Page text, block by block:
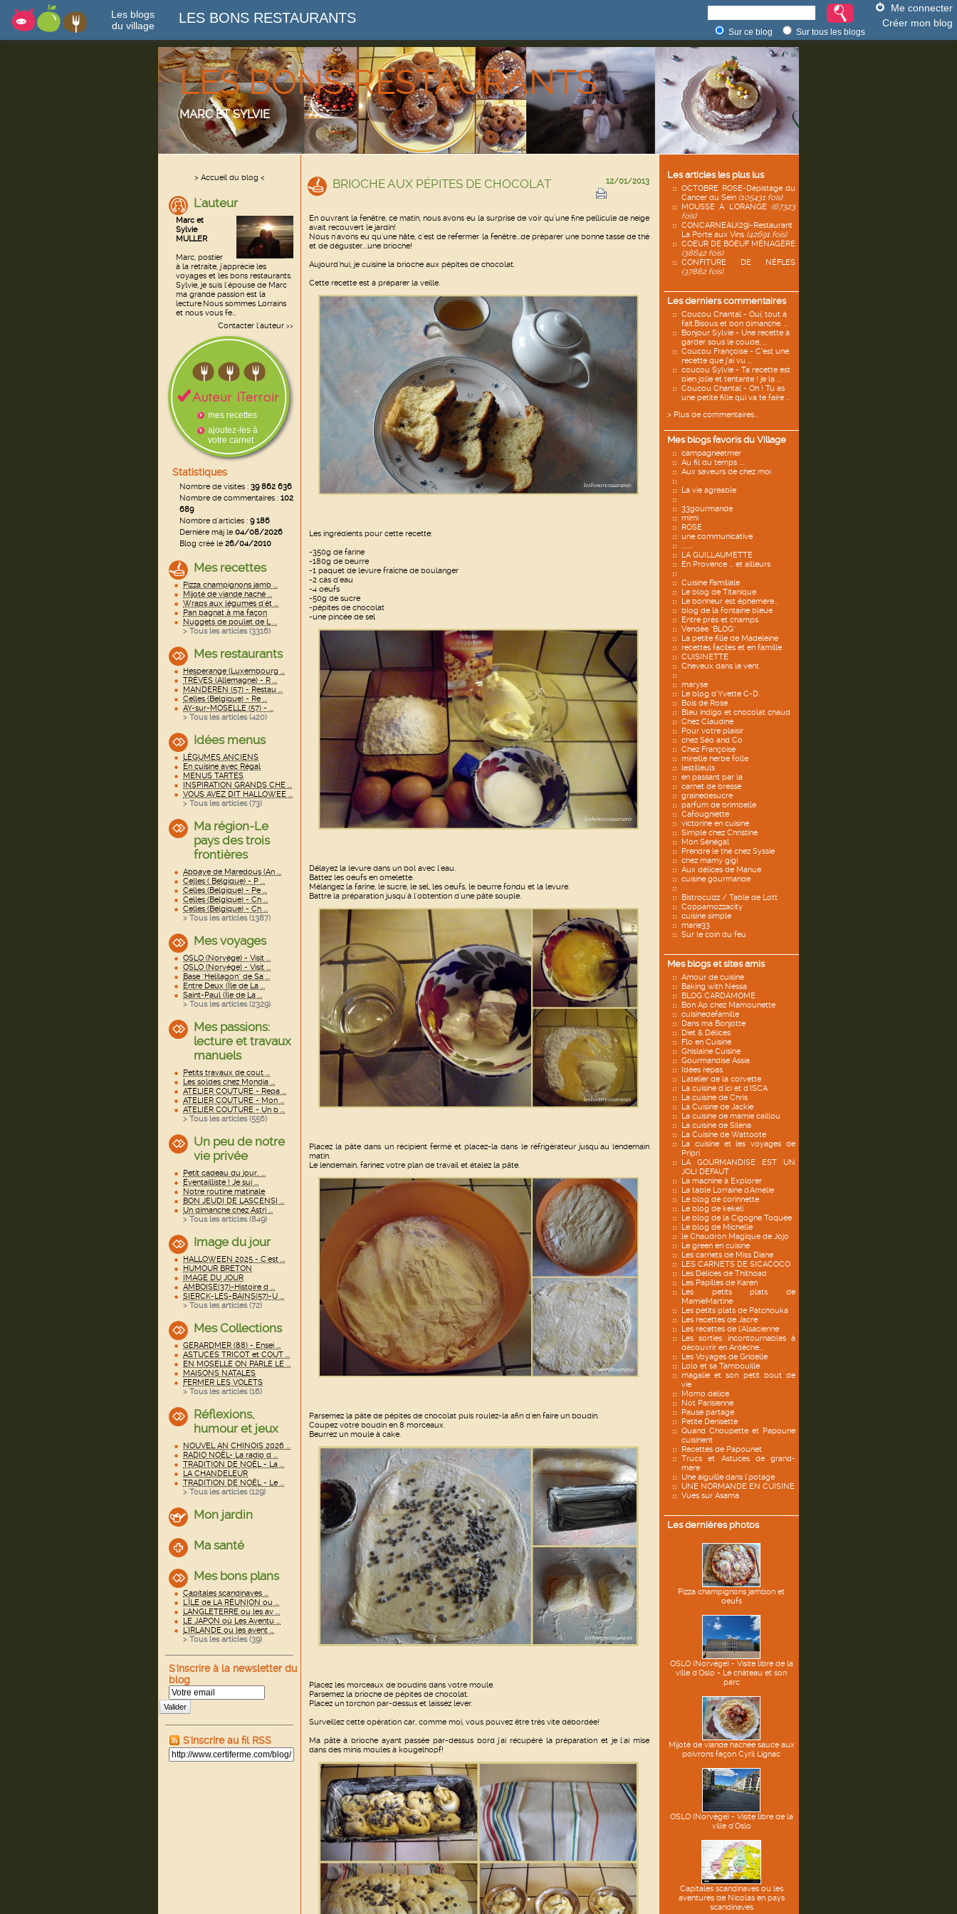
Les blogs
du village
LES BONS RESTAURANTS
Me connecter
Créer mon blog
Sur ce blog Sur tous les blogs
LES BONS RESTAURANTS
MARC ET SYLVIE
Les articles les plus lus
OCTOBRE ROSE-Dépistage du
Cancer du Sein (105431 fois)
MOUSSE À L'ORANGE (67323
fois)
CONCARNEAU(29)-Restaurant
La Porte aux Vins (42691 fois)
COEUR DE BOEUF MÉNAGÈRE
(38642 fois)
CONFITURE DE NÈFLES
(37882 fois)
Les derniers commentaires
Coucou Chantal - Oui, tout à
fait.Bisous et bon dimanche. ...
Bonjour Sylvie - Une recette à
garder sous le coude; ...
Coucou Françoise - C’est une
recette que j’ai vu ...
coucou Sylvie - Ta recette est
bien jolie et tentante ! je la ...
Coucou Chantal - Oh ! Tu as
une petite fille qui va te faire ...
> Plus de commentaires...
Mes blogs favoris du Village
campagneetmer
Au fil du temps ....
Aux saveurs de chez moi
La vie agreable
33gourmande
mimi
ROSE
une communicative
........
LA GUILLAUMETTE
En Provence ... et ailleurs
Cuisine Familiale
Le blog de Titanique
Le bonheur est éphémère...
blog de la fontaine bleue
Entre prés et champs
Vendée "BLOG"
La petite fille de Madeleine
recettes faciles et en famille
CUISINETTE
Cheveux dans le vent
maryse
Le blog d'Yvette C-D.
Bois de Rose
Bleu indigo et chocolat chaud
Chez Claudine
Pour votre plaisir
chez Séo and Co
Chez Françoise
mireille herbe folle
lestilleuls
en passant par la
carnet de bresse
grainedesucre
parfum de brimbelle
Cafougniette
victorine en cuisine
Simple chez Christine
Mon Sénégal
Prendre le thé chez Syssie
chez mamy gigi
Aux délices de Manue
cuisine gourmande
Bistrocuizz / Table de Lott
Coppamozzacity
cuisine simple
marie33
Sur le coin du feu
Mes blogs et sites amis
Amour de cuisine
Baking with Nessa
BLOG CARDAMOME
Bon Ap chez Mamounette
cuisinedefamille
Dans ma Bonjotte
Diet & Délices
Flo en Cuisine
Ghislaine Cuisine
Gourmandise Assia
Idées repas
L'atelier de la corvette
La cuisine d'ici et d'ISCA
La cuisine de Chris
La Cuisine de Jackie
La cuisine de mamie caillou
La cuisine de Silena
La Cuisine de Wattoote
La cuisine et les voyages de
Pripri
LA GOURMANDISE EST UN
JOLI DEFAUT
La machine à Explorer
La table Lorraine d'Amélie
Le blog de corinnette
Le blog de kekeli
Le blog de la Cigogne Toquée
Le blog de Michelle
le Chaudron Magique de Jojo
Le green en cuisine
Les carnets de Miss Diane
LES CARNETS DE SICACOCO
Les Délices de Thithoad
Les Papilles de Karen
Les petits plats de
MamieMartine
Les petits plats de Patchouka
Les recettes de Jacre
Les recettes de l'Alsacienne
Les sorties incontournables à
découvrir en Ardèche...
Les Voyages de Gridelle
Lolo et sa Tambouille
magalie et son petit bout de
vie
Momo délice
Not Parisienne
Pause partage
Petite Denisette
Quand Choupette et Papoune
cuisinent
Recettes de Papounet
Trucs et Astuces de grand-
mère
Une aiguille dans l'potage
UNE NORMANDE EN CUISINE
Vues sur Asama
Les dernières photos
Pizza champignons jambon et
oeufs
OSLO (Norvège) - Visite libre de la
ville d'Oslo - Le château et son
parc
Mijoté de viande hachée sauce aux
poivrons façon Cyril Lignac
OSLO (Norvège) - Visite libre de la
ville d'Oslo
Capitales scandinaves ou les
aventures de Nicolas en pays
scandinaves
> Accueil du blog <
L'auteur
Marc et
Sylvie
MULLER
Marc, postier
à la retraite, j'apprécie les
voyages et les bons restaurants.
Sylvie, je suis l'épouse de Marc
ma grande passion est la
lecture.Nous sommes Lorrains
et nous vous fe...
Contacter l'auteur >>
mes recettes
ajoutez-les à
votre carnet
Statistiques
Nombre de visites : 39 862 636
Nombre de commentaires : 102
689
Nombre d'articles : 9 186
Dernière màj le04/08/2026
Blog créé le26/04/2010
Mes recettes
Pizza champignons jamb ...
Mijoté de viande haché ...
Wraps aux légumes d'ét ...
Pan bagnat à ma façon
Nuggets de poulet de L ...
> Tous les articles (3316)
Mes restaurants
Hesperange (Luxembourg ...
TRÈVES (Allemagne) - R ...
MANDEREN (57) - Restau ...
Celles (Belgique) - Re ...
AY-sur-MOSELLE (57) - ...
> Tous les articles (420)
Idées menus
LÉGUMES ANCIENS
En cuisine avec Régal
MENUS TARTES
INSPIRATION GRANDS CHE ...
VOUS AVEZ DIT HALLOWEE ...
> Tous les articles (73)
Ma région-Le
pays des trois
frontières
Abbaye de Maredous (An ...
Celles ( Belgique) - P ...
Celles (Belgique) - Pe ...
Celles (Belgique) - Ch ...
Celles (Belgique) - Ch ...
> Tous les articles (1387)
Mes voyages
OSLO (Norvège) - Visit ...
OSLO (Norvège) - Visit ...
Base "Helilagon" de Sa ...
Entre Deux (Île de La ...
Saint-Paul (Île de La ...
> Tous les articles (2329)
Mes passions:
lecture et travaux
manuels
Petits travaux de cout ...
Les soldes chez Mondia ...
ATELIER COUTURE - Repa ...
ATELIER COUTURE - Mon ...
ATELIER COUTURE - Un b ...
> Tous les articles (556)
Un peu de notre
vie privée
Petit cadeau du jour.. ...
Éventailliste ! Je sui ...
Notre routine matinale
BON JEUDI DE L'ASCENSI ...
Un dimanche chez Astri ...
> Tous les articles (849)
Image du jour
HALLOWEEN 2025 - C'est ...
HUMOUR BRETON
IMAGE DU JOUR
AMBOISE(37)-Histoire d ...
SIERCK-LES-BAINS(57)-U ...
> Tous les articles (72)
Mes Collections
GERARDMER (88) - Ensei ...
ASTUCES TRICOT et COUT ...
EN MOSELLE ON PARLE LE ...
MAISONS NATALES
FERMER LES VOLETS
> Tous les articles (16)
Réflexions,
humour et jeux
NOUVEL AN CHINOIS 2026 ...
RADIO NOËL- La radio d ...
TRADITION DE NOËL - La ...
LA CHANDELEUR
TRADITION DE NOËL - Le ...
> Tous les articles (129)
Mon jardin
Ma santé
Mes bons plans
Capitales scandinaves ...
L'ÎLE de LA RÉUNION ou ...
L'ANGLETERRE ou les av ...
LE JAPON où Les Aventu ...
L'IRLANDE ou les avent ...
> Tous les articles (39)
S'inscrire à la newsletter du
blog
Valider
S'inscrire au fil RSS
BRIOCHE AUX PÉPITES DE CHOCOLAT 12/01/2013
En ouvrant la fenêtre, ce matin, nous avons eu la surprise de voir qu'une fine pellicule de neige
avait recouvert le jardin!
Nous n'avons eu qu'une hâte, c'est de refermer la fenêtre...de préparer une bonne tasse de thé
et de déguster....une brioche!
Aujourd'hui, je cuisine la brioche aux pépites de chocolat.
Cette recette est à préparer la veille.
Les ingrédients pour cette recette:
-350g de farine
-180g de beurre
-1 paquet de levure fraîche de boulanger
-2 càs d'eau
-4 oeufs
-50g de sucre
-pépites de chocolat
-une pincée de sel
Délayez la levure dans un bol avec l'eau.
Battez les oeufs en omelette.
Mélangez la farine, le sucre, le sel, les oeufs, le beurre fondu et la levure.
Battre la préparation jusqu'à l'obtention d'une pâte souple.
Placez la pâte dans un récipient fermé et placez-la dans le réfrigérateur jusqu'au lendemain
matin.
Le lendemain, farinez votre plan de travail et étalez la pâte.
Parsemez la pâte de pépites de chocolat puis roulez-la afin d'en faire un boudin.
Coupez votre boudin en 8 morceaux.
Beurrez un moule à cake.
Placez les morceaux de boudins dans votre moule.
Parsemez la brioche de pépites de chocolat.
Placez un torchon par-dessus et laissez lever.
Surveillez cette opération car, comme moi, vous pouvez être très vite débordée!
Ma pâte à brioche ayant passée par-dessus bord j'ai récupéré la préparation et je l'ai mise
dans des minis moules à kougelhopf!